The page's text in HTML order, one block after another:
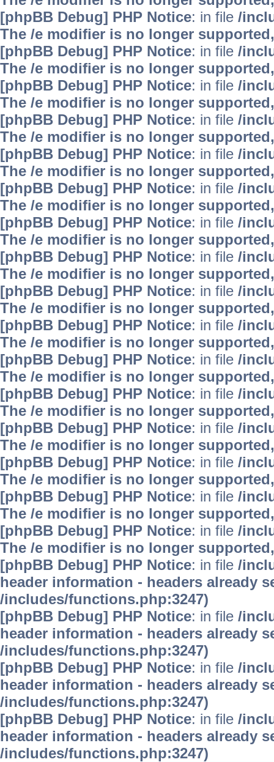
[phpBB Debug] PHP Notice: in file /
The /e modifier is no longer
[phpBB Debug] PHP Notice: in file /
The /e modifier is no longer
[phpBB Debug] PHP Notice: in file /
The /e modifier is no longer
[phpBB Debug] PHP Notice: in file /
The /e modifier is no longer
[phpBB Debug] PHP Notice: in file /
The /e modifier is no longer
[phpBB Debug] PHP Notice: in file /
The /e modifier is no longer
[phpBB Debug] PHP Notice: in file /
The /e modifier is no longer
[phpBB Debug] PHP Notice: in file /
The /e modifier is no longer
[phpBB Debug] PHP Notice: in file /
The /e modifier is no longer
[phpBB Debug] PHP Notice: in file /
The /e modifier is no longer
[phpBB Debug] PHP Notice: in file /
The /e modifier is no longer
[phpBB Debug] PHP Notice: in file /
The /e modifier is no longer
[phpBB Debug] PHP Notice: in file /
The /e modifier is no longer
[phpBB Debug] PHP Notice: in file /
The /e modifier is no longer
[phpBB Debug] PHP Notice: in file /
The /e modifier is no longer
[phpBB Debug] PHP Notice: in file /
The /e modifier is no longer
[phpBB Debug] PHP Notice: in file /
header information - headers already
/includes/functions.php:3247)
[phpBB Debug] PHP Notice: in file /
header information - headers already
/includes/functions.php:3247)
[phpBB Debug] PHP Notice: in file /
header information - headers already
/includes/functions.php:3247)
[phpBB Debug] PHP Notice: in file /
header information - headers already
/includes/functions.php:3247)